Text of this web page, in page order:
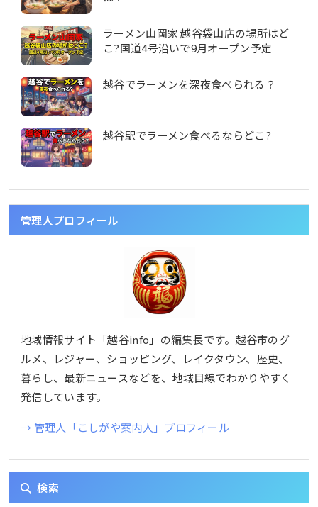
ラーメン山岡家 越谷袋山店の場所はど
こ?国道4号沿いで9月オープン予定
越谷でラーメンを深夜食べられる？
越谷駅でラーメン食べるならどこ?
管理人プロフィール
地域情報サイト「越谷info」の編集長です。越谷市のグ
ルメ、レジャー、ショッピング、レイクタウン、歴史、
暮らし、最新ニュースなどを、地域目線でわかりやすく
発信しています。
→ 管理人「こしがや案内人」プロフィール
検索